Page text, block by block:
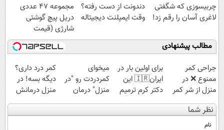
چربیسوزی که شگفتی
لاغری آسان را رقم زد!
دندونت از دست رفته؟
وقت ایمپلنت دیجیتاله
مجموعه 47 عددی
دریل پیچ گوشتی
شارژی (قیمت
باورنکردنی!!)
مطالب پیشنهادی
جراحی کمر
ممنوع ❌ در
منزل از شر کمر
درد خلاص
شوید◂پرسش‌نامه
برای اولین بار در
ایران🇮🇷 این
دکتر کرم ترمیم
کننده 23 روزه
ساخت!
میخوای
کمردردت رو "در
منزل" درمان
کنی؟ (◂فیلم +
◂پرسش‌نامه)
کمر درد داری؟
دیگه بسه! در
منزل درمانش
کن
(◀پرسش‌نامه)
نظر شما
نام